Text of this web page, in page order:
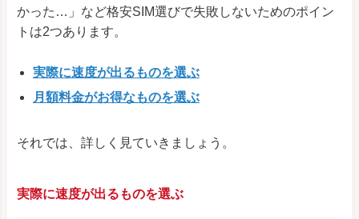
かった…」など格安SIM選びで失敗しないためのポイン
トは2つあります。
実際に速度が出るものを選ぶ
月額料金がお得なものを選ぶ
それでは、詳しく見ていきましょう。
実際に速度が出るものを選ぶ